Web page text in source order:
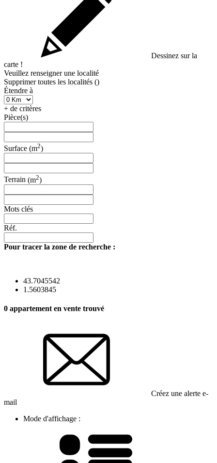
Dessinez sur la
carte !
Veuillez renseigner une localité
Supprimer toutes les localités ()
Étendre à
+ de critères
Pièce(s)
Surface (m2)
Terrain (m2)
Mots clés
Réf.
Pour tracer la zone de recherche :
43.7045542
1.5603845
0 appartement en vente trouvé
Créez une alerte e-
mail
Mode d'affichage :